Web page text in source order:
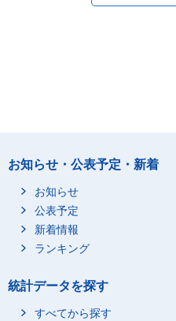
お知らせ・公表予定・新着
お知らせ
公表予定
新着情報
ランキング
統計データを探す
すべてから探す